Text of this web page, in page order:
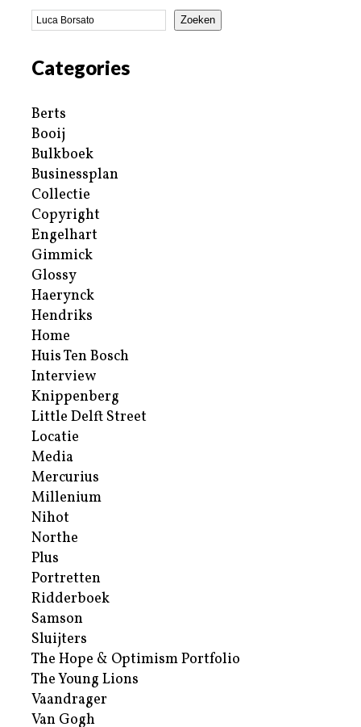
Zoeken
Categories
Berts
Booij
Bulkboek
Businessplan
Collectie
Copyright
Engelhart
Gimmick
Glossy
Haerynck
Hendriks
Home
Huis Ten Bosch
Interview
Knippenberg
Little Delft Street
Locatie
Media
Mercurius
Millenium
Nihot
Northe
Plus
Portretten
Ridderboek
Samson
Sluijters
The Hope & Optimism Portfolio
The Young Lions
Vaandrager
Van Gogh